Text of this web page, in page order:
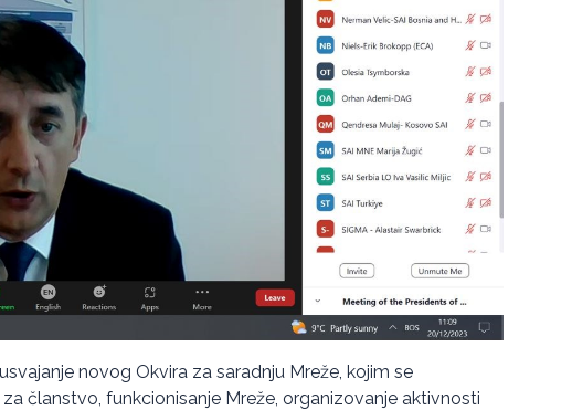
novog Okvira za saradnju Mreže, kojim se
članstvo, funkcionisanje Mreže, organizovanje aktivnosti